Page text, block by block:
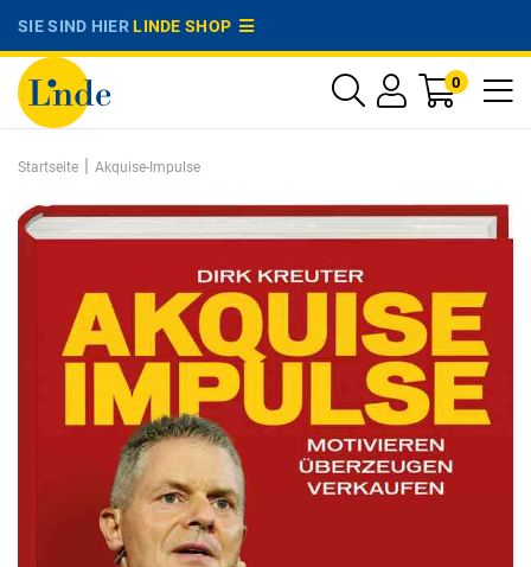
SIE SIND HIERLINDE SHOP
0
Startseite | Akquise-Impulse